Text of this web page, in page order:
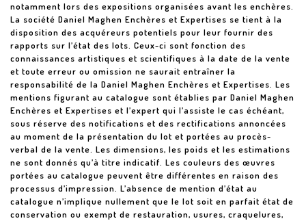
notamment lors des expositions organisées avant les enchères.
La société Daniel Maghen Enchères et Expertises se tient à la
disposition des acquéreurs potentiels pour leur fournir des
rapports sur l’état des lots. Ceux-ci sont fonction des
connaissances artistiques et scientifiques à la date de la vente
et toute erreur ou omission ne saurait entraîner la
responsabilité de la Daniel Maghen Enchères et Expertises. Les
mentions figurant au catalogue sont établies par Daniel Maghen
Enchères et Expertises et l’expert qui l’assiste le cas échéant,
sous réserve des notifications et des rectifications annoncées
au moment de la présentation du lot et portées au procès-
verbal de la vente. Les dimensions, les poids et les estimations
ne sont donnés qu’à titre indicatif. Les couleurs des œuvres
portées au catalogue peuvent être différentes en raison des
processus d’impression. L’absence de mention d’état au
catalogue n’implique nullement que le lot soit en parfait état de
conservation ou exempt de restauration, usures, craquelures,